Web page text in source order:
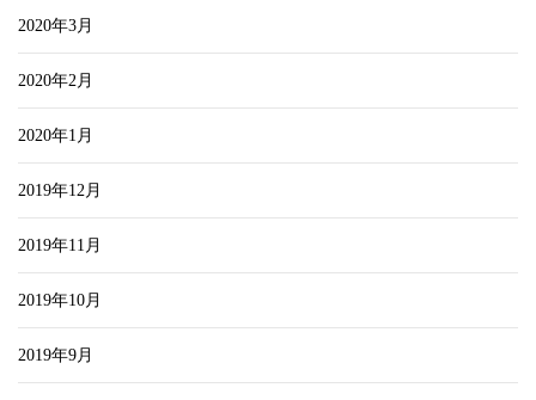
2020年3月
2020年2月
2020年1月
2019年12月
2019年11月
2019年10月
2019年9月